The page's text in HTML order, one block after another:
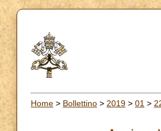
Home > Bollettino > 2019 > 01 >